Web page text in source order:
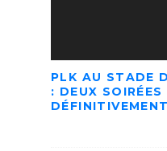
PLK AU STADE
: DEUX